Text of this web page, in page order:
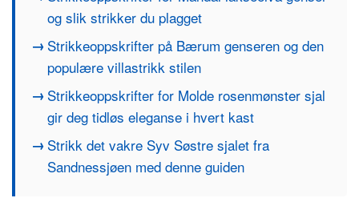
og slik strikker du plagget
Strikkeoppskrifter på Bærum genseren og den
populære villastrikk stilen
Strikkeoppskrifter for Molde rosenmønster sjal
gir deg tidløs eleganse i hvert kast
Strikk det vakre Syv Søstre sjalet fra
Sandnessjøen med denne guiden